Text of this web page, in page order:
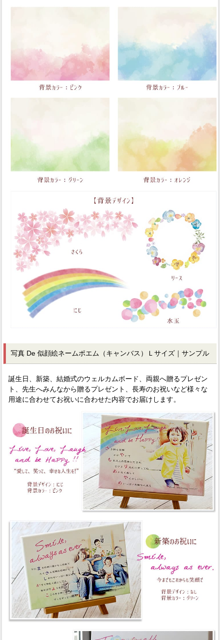
写真 De 似顔絵ネームポエム（キャンバス）Ｌサイズ｜サンプル
誕生日、新築、結婚式のウェルカムボード、両親へ贈るプレゼン
ト、先生へみんなから贈るプレゼント、長寿のお祝いなど様々な
用途に合わせてお祝いに合わせた内容でお届けします。